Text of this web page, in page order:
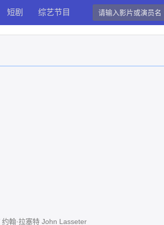
短剧 综艺节目
翰·拉塞特 John Lasseter